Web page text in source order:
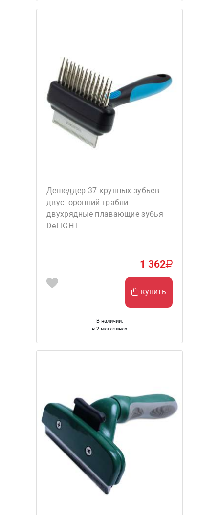
Дешеддер 37 крупных зубьев
двусторонний грабли
двухрядные плавающие зубья
DeLIGHT
1 362
купить
В наличии:
в 2 магазинах